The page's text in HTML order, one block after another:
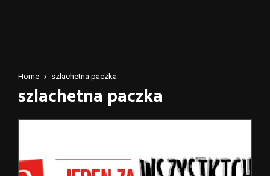
Home szlachetna paczka
szlachetna paczka